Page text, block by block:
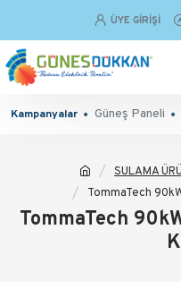
ÜYE GIRIŞI
Kampanyalar Güneş Paneli
SULAMA
TommaTech
TommaTech